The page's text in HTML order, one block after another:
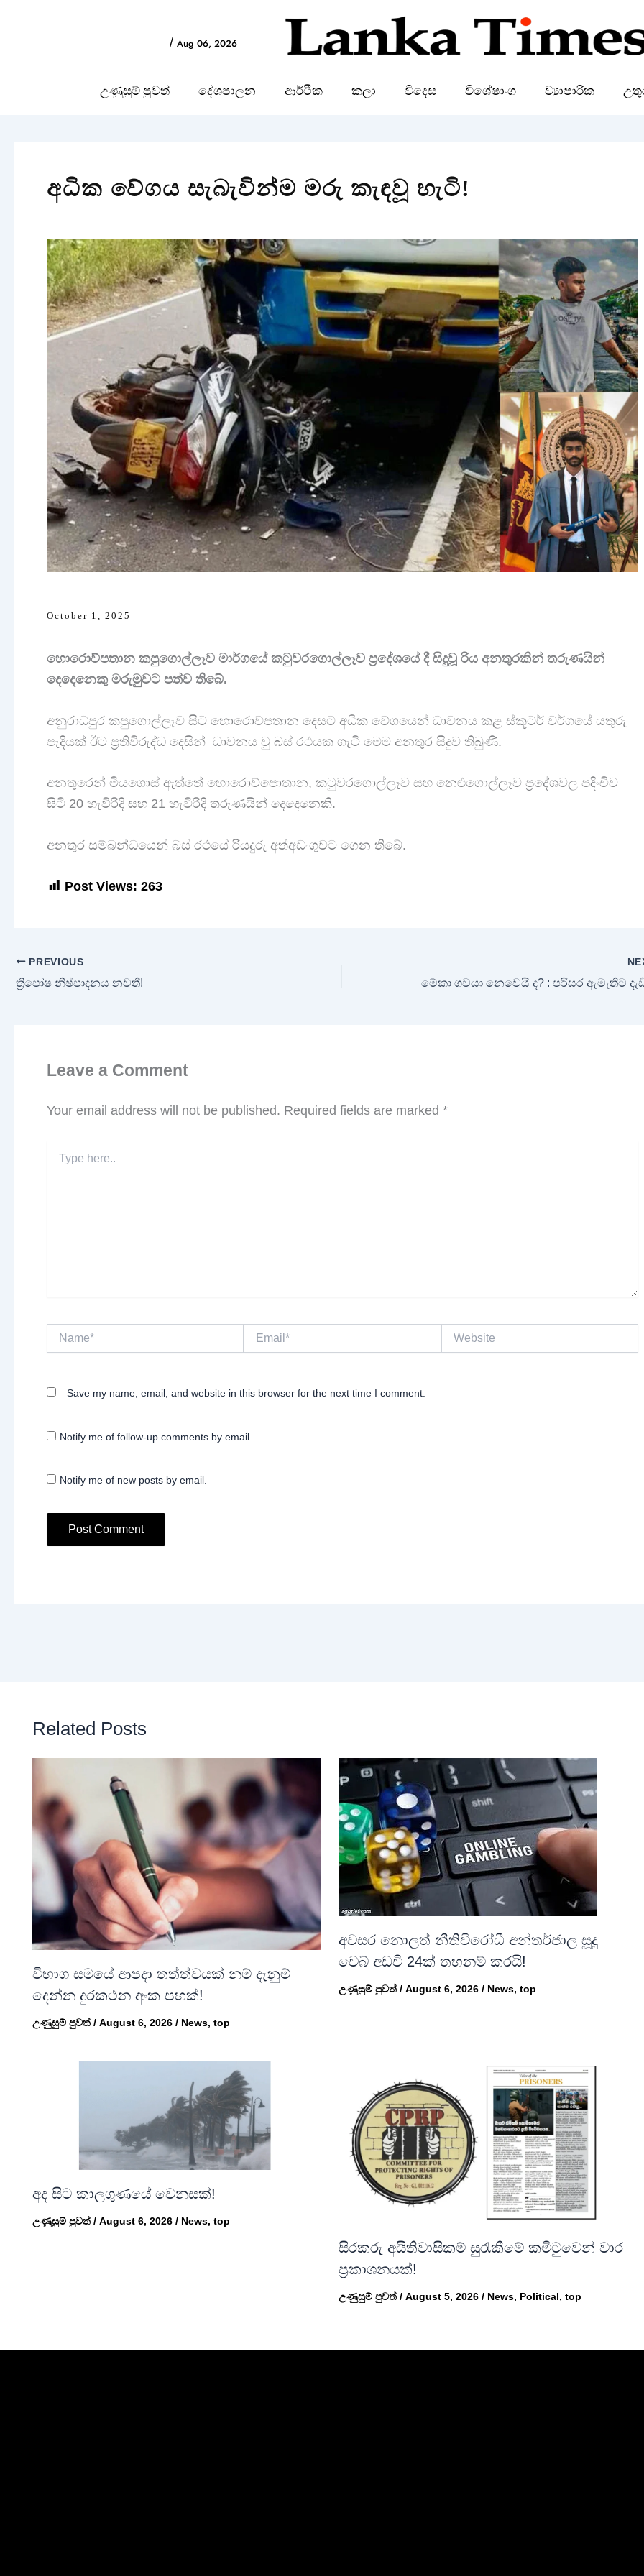
/ Aug 06, 2026
උණුසුම් පුවත් දේශපාලන ආර්ථික කලා විදෙස විශේෂාංග ව්‍යාපාරික
අධික වේගය සැබැවින්ම මරු කැඳවූ හැටි!
October 1, 2025
හොරොව්පතාන කපුගොල්ලෑව මාර්ගයේ කටුවරගොල්ලෑව ප්‍රදේශයේ දී සිදුවූ රිය අනතුරකින් තරුණයින්
දෙදෙනෙකු මරුමුවට පත්ව තිබේ.
අනුරාධපුර කපුගොල්ලෑව සිට හොරොව්පතාන දෙසට අධික වේගයෙන් ධාවනය කළ ස්කූටර් වර්ගයේ යතුරු
පැදියක් ඊට ප්‍රතිවිරුද්ධ දෙසින් ධාවනය වු බස් රථයක ගැටී මෙම අනතුර සිදුව තිබුණි.
අනතුරෙන් මියගොස් ඇත්තේ හොරොව්පොතාන, කටුවරගොල්ලෑව සහ නෙළුගොල්ලෑව ප්‍රදේශවල පදිංචිව
සිටි 20 හැවිරිදි සහ 21 හැවිරිදි තරුණයින් දෙදෙනෙකි.
අනතුර සම්බන්ධයෙන් බස් රථයේ රියදුරු අත්අඩංගුවට ගෙන තිබේ.
Post Views: 263
PREVIOUS
ත්‍රිපෝෂ නිෂ්පාදනය නවතී!
Leave a Comment
Your email address will not be published. Required fields are marked *
here..
Save my name, email, and website in this browser for the next time I comment.
Notify me of follow-up comments by email.
Notify me of new posts by email.
Related Posts
විභාග සමයේ ආපදා තත්ත්වයක් නම් දැනුම්
දෙන්න දුරකථන අංක පහක්!
උණුසුම් පුවත් / August 6, 2026 / News, top
අවසර නොලත් නීතිවිරෝධී අන්තර්ජාල සූදු
වෙබ් අඩවි 24ක් තහනම් කරයි!
උණුසුම් පුවත් /August 6, 2026/ News,top
අද සිට කාලගුණයේ වෙනසක්!
උණුසුම් පුවත් / August 6, 2026 / News, top
සිරකරු අයිතිවාසිකම් සුරැකීමේ කමිටුවෙන් වාර
ප්‍රකාශනයක්!
උණුසුම් පුවත් /August 5, 2026/ News, Political,top